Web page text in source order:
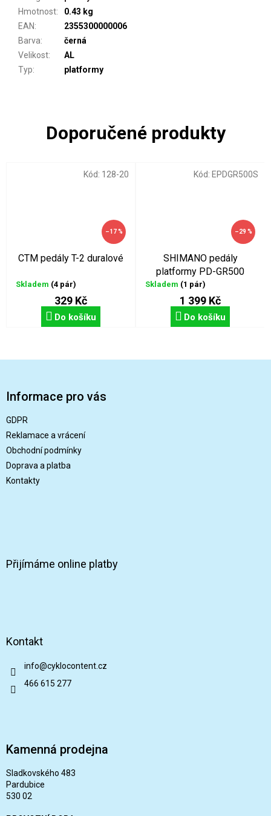
–17 %
CTM pedály T-2 duralové
Skladem (4 pár)
329 Kč
Do košíku
Kód: 128-20
–29 %
SHIMANO pedály
platformy PD-GR500
stříbrné
Skladem (1 pár)
1 399 Kč
Do košíku
Kód: EPDGR500S
Hmotnost:
0.43 kg
EAN:
2355300000006
Barva:
černá
Velikost:
AL
Typ: platformy
Informace pro vás
GDPR
Reklamace a vrácení
Obchodní podmínky
Doprava a platba
Kontakty
Přijímáme online platby
Kontakt
info@cyklocontent.cz
466 615 277
Kamenná prodejna
Sladkovského 483
Pardubice
530 02